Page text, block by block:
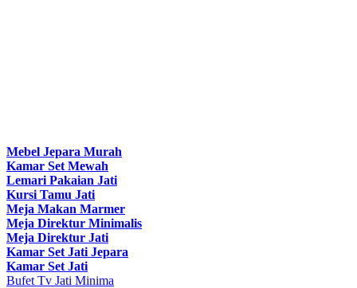
Mebel Jepara Murah
Kamar Set Mewah
Lemari Pakaian Jati
Kursi Tamu Jati
Meja Makan Marmer
Meja Direktur Minimalis
Meja Direktur Jati
Kamar Set Jati Jepara
Kamar Set Jati
Bufet Tv Jati Minima